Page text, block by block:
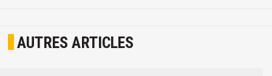
AUTRES ARTICLES